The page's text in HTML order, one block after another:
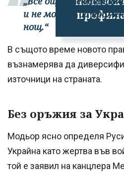
и не можем да
нощ.“
В същото време новото
възнамерява да
източници на страната.
Без оръжия за
Модьор ясно определя
Украйна като жертва във
той е заявил на канцлера